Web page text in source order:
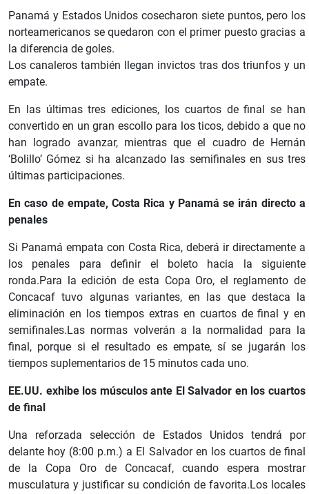
Panamá y Estados Unidos cosecharon siete puntos, pero los
norteamericanos se quedaron con el primer puesto gracias a
la diferencia de goles.
Los canaleros también llegan invictos tras dos triunfos y un
empate.
En las últimas tres ediciones, los cuartos de final se han
convertido en un gran escollo para los ticos, debido a que no
han logrado avanzar, mientras que el cuadro de Hernán
‘Bolillo’ Gómez si ha alcanzado las semifinales en sus tres
últimas participaciones.
En caso de empate, Costa Rica y Panamá se irán directo a
penales
Si Panamá empata con Costa Rica, deberá ir directamente a
los penales para definir el boleto hacia la siguiente
ronda.Para la edición de esta Copa Oro, el reglamento de
Concacaf tuvo algunas variantes, en las que destaca la
eliminación en los tiempos extras en cuartos de final y en
semifinales.Las normas volverán a la normalidad para la
final, porque si el resultado es empate, sí se jugarán los
tiempos suplementarios de 15 minutos cada uno.
EE.UU. exhibe los músculos ante El Salvador en los cuartos
de final
Una reforzada selección de Estados Unidos tendrá por
delante hoy (8:00 p.m.) a El Salvador en los cuartos de final
de la Copa Oro de Concacaf, cuando espera mostrar
musculatura y justificar su condición de favorita.Los locales